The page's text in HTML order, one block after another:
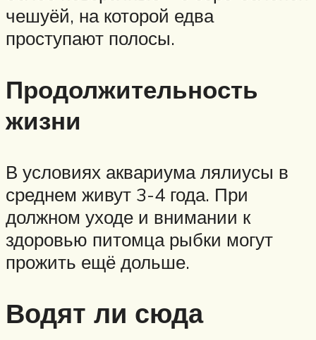
чешуёй, на которой едва
проступают полосы.
Продолжительность
жизни
В условиях аквариума лялиусы в
среднем живут 3-4 года. При
должном уходе и внимании к
здоровью питомца рыбки могут
прожить ещё дольше.
Водят ли сюда